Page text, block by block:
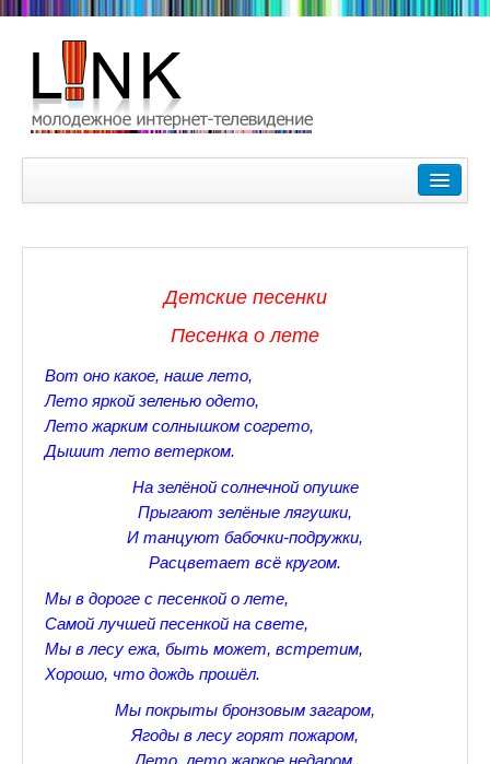
Зимние Олимпийские игры 2018. Заметки наших
Царское Село в Санкт-Петербурге
Прогулки по Царскому Селу. Зима.
Секции настольного тенниса в Пушкинском районе
Прогулки по Царскому Селу. Весна.
Прогулки по Царскому Селу. Лето
Прогулки по Царскому Селу. Осень
Царскосельские Стихи
Александр Пушкин Стихи
Детские песенки
Песенка о лете
Вот оно какое, наше лето,
Лето яркой зеленью одето,
Лето жарким солнышком согрето,
Дышит лето ветерком.
На зелёной солнечной опушке
Прыгают зелёные лягушки,
И танцуют бабочки-подружки,
Расцветает всё кругом.
Мы в дороге с песенкой о лете,
Самой лучшей песенкой на свете,
Мы в лесу ежа, быть может, встретим,
Хорошо, что дождь прошёл.
Мы покрыты бронзовым загаром,
Ягоды в лесу горят пожаром,
Лето, лето жаркое недаром,